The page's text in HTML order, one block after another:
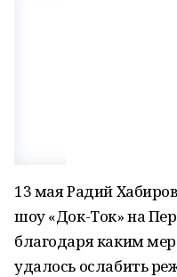
13 мая Радий
шоу «Док-Ток» на
благодаря каким
удалось ослабить